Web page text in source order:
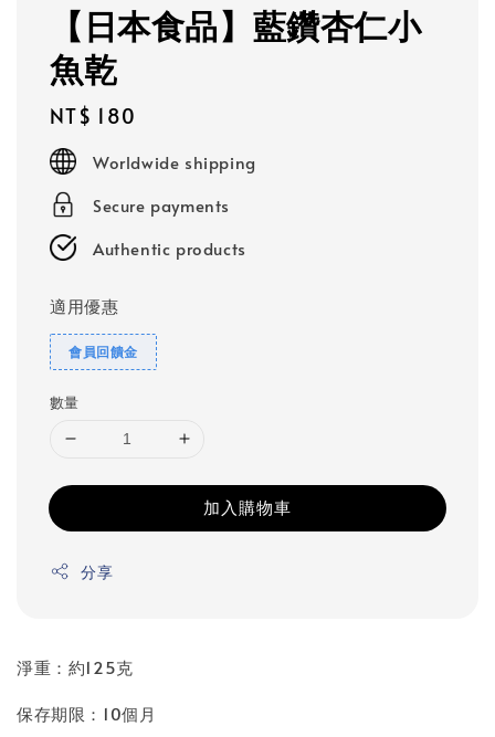
【日本食品】藍鑽杏仁小
魚乾
Regular
price
NT$ 180
Worldwide shipping
Secure payments
Authentic products
適用優惠
會員回饋金
數量
加入購物車
分享
淨重：約125克
保存期限：10個月